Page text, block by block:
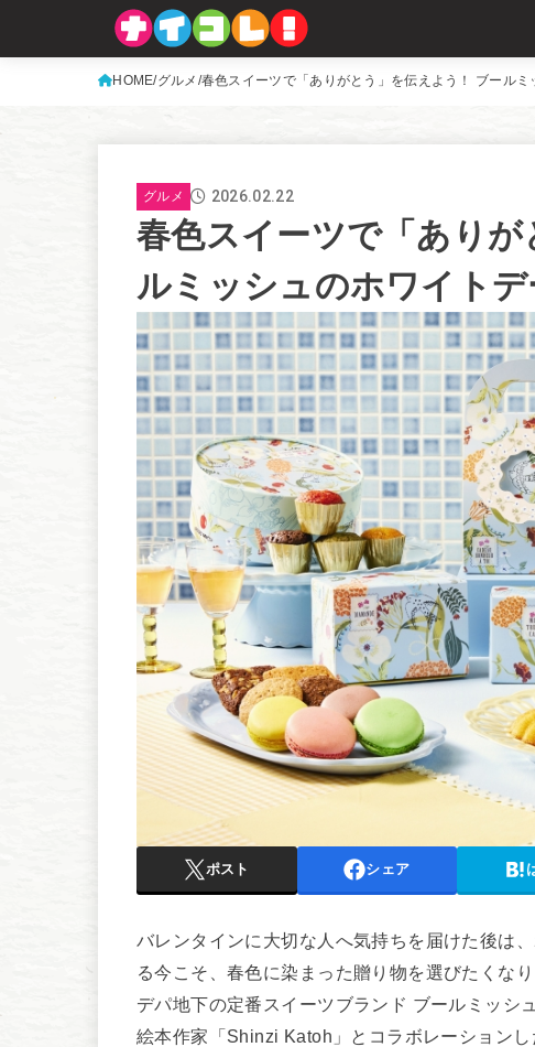
HOME グルメ 春色スイーツで「ありがとう」を伝えよう！ ブール
グルメ 2026.02.22
春色スイーツで「あり
ルミッシュのホワイト
ポスト シェア
バレンタインに大切な人へ気持ちを届けた後は
る今こそ、春色に染まった贈り物を選びたくなり
デパ地下の定番スイーツブランド ブールミッシ
絵本作家「Shinzi Katoh」とコラボレーション